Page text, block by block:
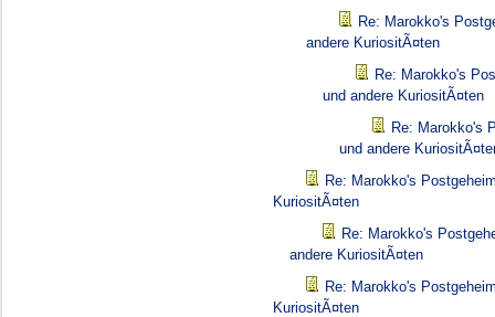
Re: Marokko's
andere KuriositÃ¤ten
Re: Marokko's
und andere KuriositÃ¤ten
Re: Marokko's
und andere
Re: Marokko's
KuriositÃ¤ten
Re: Marokko's
andere KuriositÃ¤ten
Re: Marokko's
KuriositÃ¤ten